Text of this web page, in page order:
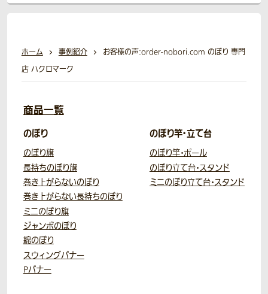
ホーム 事例紹介
お客様の声:order-nobori.com のぼり 専門
店 ハクロマーク
商品一覧
のぼり
のぼり旗
長持ちのぼり旗
巻き上がらないのぼり
巻き上がらない長持ちのぼり
ミニのぼり旗
ジャンボのぼり
綿のぼり
スウィングバナー
Pバナー
のぼり竿・立て台
のぼり竿・ポール
のぼり立て台・スタンド
ミニのぼり立て台・スタンド